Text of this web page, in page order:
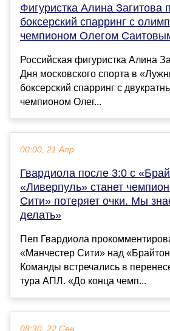
Фигуристка Алина Загитова
боксерский спарринг с
чемпионом Олегом
Российская фигуристка Алина
Дня московского спорта в
боксерский спарринг с
чемпионом Олег...
00:00, 21 Апр
Гвардиола после 3:0 с
«Ливерпуль» станет
Сити» потеряет очки. Мы
делать»
Пеп Гвардиола
«Манчестер Сити» над
Команды встречались в
тура АПЛ. «До конца чемп...
08:30, 22 Сен